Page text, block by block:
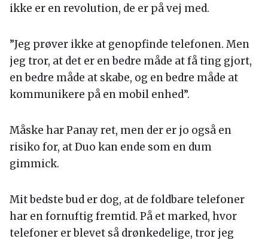
ikke er en revolution, de er på vej med.
”Jeg prøver ikke at genopfinde telefonen. Men
jeg tror, at det er en bedre måde at få ting gjort,
en bedre måde at skabe, og en bedre måde at
kommunikere på en mobil enhed”.
Måske har Panay ret, men der er jo også en
risiko for, at Duo kan ende som en dum
gimmick.
Mit bedste bud er dog, at de foldbare telefoner
har en fornuftig fremtid. På et marked, hvor
telefoner er blevet så drønkedelige, tror jeg